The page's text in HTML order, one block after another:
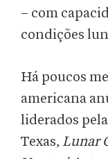
– com
condições
Há poucos
americana
liderados pela
Texas, Lunar